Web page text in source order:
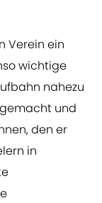
Verein ein
wichtige
nahezu
und
den er
in